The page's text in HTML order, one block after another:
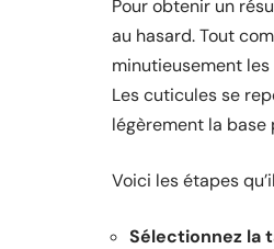
Pour obtenir un
au hasard. Tout
minutieusement
Les cuticules se
légèrement la base
Voici les étapes
Sélectionnez la